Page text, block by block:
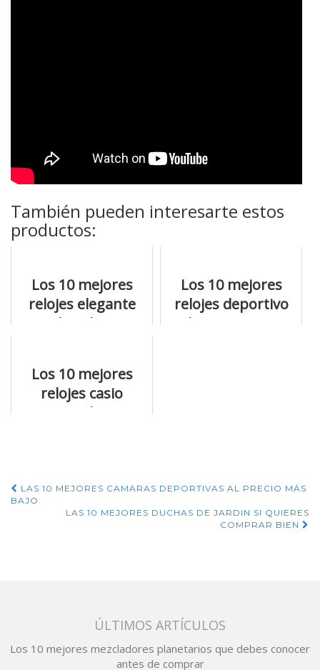
También pueden interesarte estos
productos:
Los 10 mejores
relojes elegante
para hombre con
Los 10 mejores
relojes deportivo
de marca para
Los 10 mejores
relojes casio
vintage al mejor
Navegación
LAS 10 MEJORES CAMARAS DEPORTIVAS AL PRECIO MÁS
BAJO
LAS 10 MEJORES DUCHAS DE JARDIN SI QUIERES
COMPRAR BIEN
ÚLTIMOS ARTÍCULOS
Los 10 mejores mezcladores planetarios que debes conocer
antes de comprar